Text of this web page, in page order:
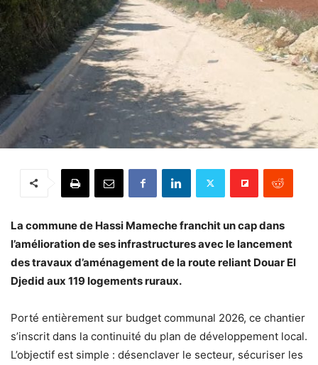
La commune de Hassi Mameche franchit un cap dans
l’amélioration de ses infrastructures avec le lancement
des travaux d’aménagement de la route reliant Douar El
Djedid aux 119 logements ruraux.
Porté entièrement sur budget communal 2026, ce chantier
s’inscrit dans la continuité du plan de développement local.
L’objectif est simple : désenclaver le secteur, sécuriser les